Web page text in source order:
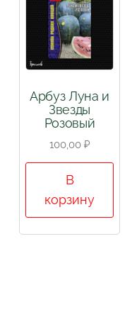
Арбуз Луна и
Звезды
Розовый
100,00 ₽
В
корзину